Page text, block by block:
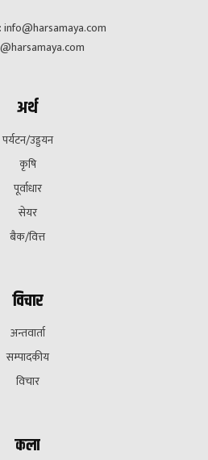
info@harsamaya.com
अर्थ
पर्यटन/उड्डयन
कृषि
पूर्वाधार
सेयर
बैक/वित्त
विचार
अन्तवार्ता
सम्पादकीय
विचार
कला